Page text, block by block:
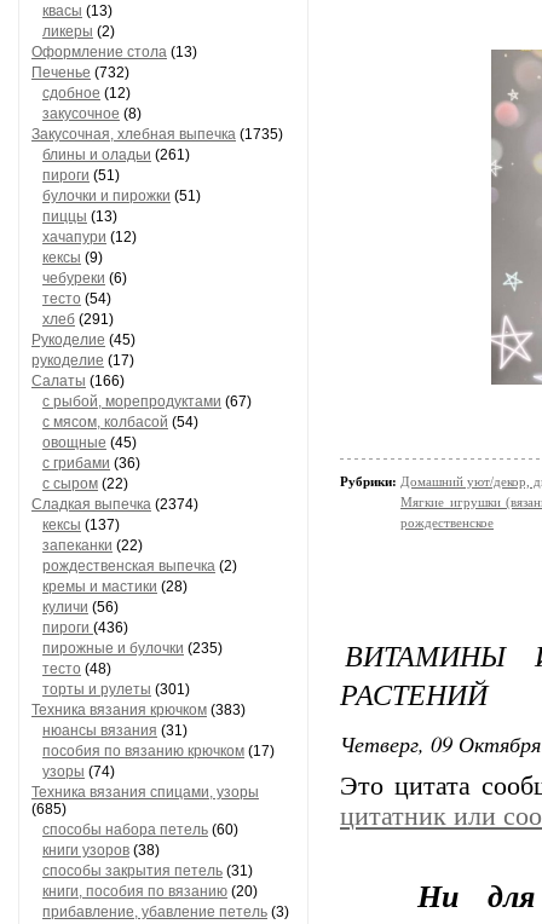
квасы (13)
ликеры (2)
Оформление стола (13)
Печенье (732)
сдобное (12)
закусочное (8)
Закусочная, хлебная выпечка (1735)
блины и оладьи (261)
пироги (51)
булочки и пирожки (51)
пиццы (13)
хачапури (12)
кексы (9)
чебуреки (6)
тесто (54)
хлеб (291)
Рукоделие (45)
рукоделие (17)
Салаты (166)
с рыбой, морепродуктами (67)
с мясом, колбасой (54)
овощные (45)
с грибами (36)
с сыром (22)
Сладкая выпечка (2374)
кексы (137)
запеканки (22)
рождественская выпечка (2)
кремы и мастики (28)
куличи (56)
пироги (436)
пирожные и булочки (235)
тесто (48)
торты и рулеты (301)
Техника вязания крючком (383)
нюансы вязания (31)
пособия по вязанию крючком (17)
узоры (74)
Техника вязания спицами, узоры
(685)
способы набора петель (60)
книги узоров (38)
способы закрытия петель (31)
книги, пособия по вязанию (20)
прибавление, убавление петель (3)
Рубрики: Домашний уют/декор,
Мягкие игрушки
рождественское
ВИТАМИНЫ
РАСТЕНИЙ
Четверг, 09
Это цитата
цитатник или
Ни